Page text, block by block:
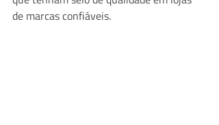
de marcas confiáveis.